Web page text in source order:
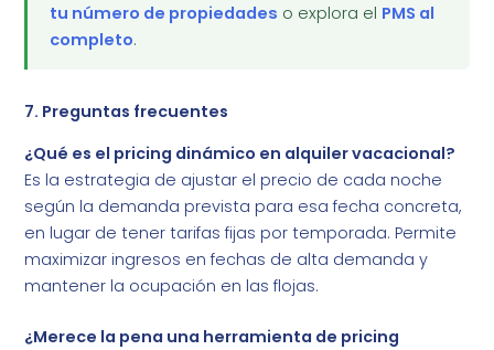
tu número de propiedades o explora el PMS al
completo.
7. Preguntas frecuentes
¿Qué es el pricing dinámico en alquiler vacacional?
Es la estrategia de ajustar el precio de cada noche
según la demanda prevista para esa fecha concreta,
en lugar de tener tarifas fijas por temporada. Permite
maximizar ingresos en fechas de alta demanda y
mantener la ocupación en las flojas.
¿Merece la pena una herramienta de pricing